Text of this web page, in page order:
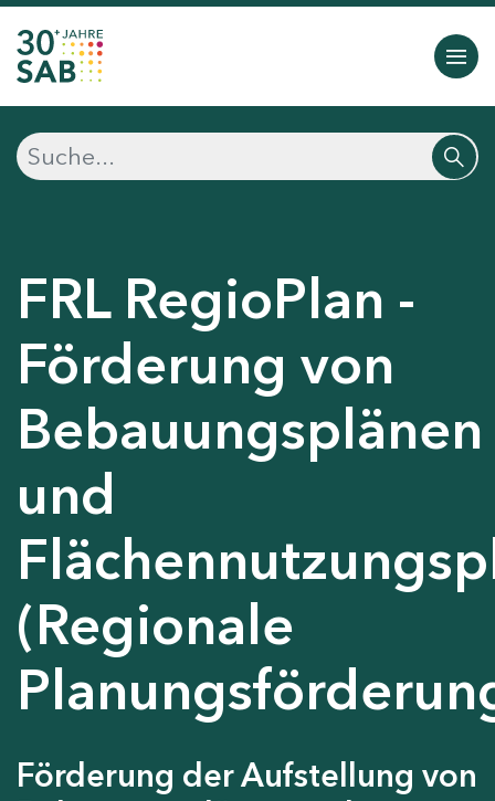
FRL RegioPlan -
Förderung von
Bebauungsplänen
und
(Regionale
Förderung der Aufstellung von